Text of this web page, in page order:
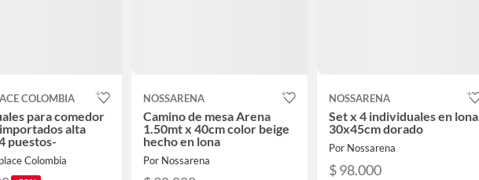
COLOMBIA
para comedor
alta
puestos-
Colombia
NOSSARENA
Camino de mesa Arena
1.50mt x 40cm color beige
hecho en lona
Por Nossarena
NOSSARENA
Set x 4 individuales en lona
30x45cm dorado
Por Nossarena
$ 98.000